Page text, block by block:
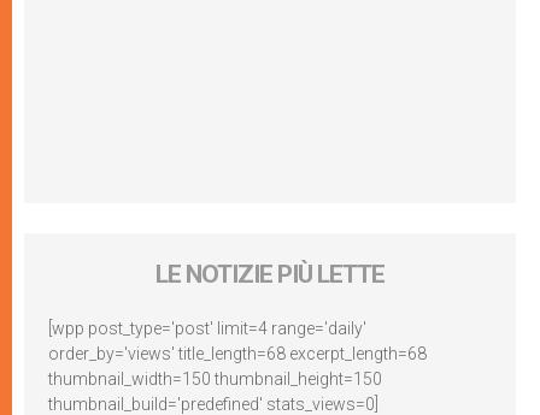
LE NOTIZIE PIÙ LETTE
[wpp post_type='post' limit=4 range='daily'
order_by='views' title_length=68 excerpt_length=68
thumbnail_width=150 thumbnail_height=150
thumbnail_build='predefined' stats_views=0]